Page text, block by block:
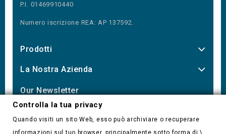
P.I. 01469910440
Numero iscrizione REA: AP 137592.
Prodotti
La Nostra Azienda
Our Newsletter
Controlla la tua privacy
Quando visiti un sito Web, esso può archiviare o recuperare
informazioni sul tuo browser, principalmente sotto forma di \